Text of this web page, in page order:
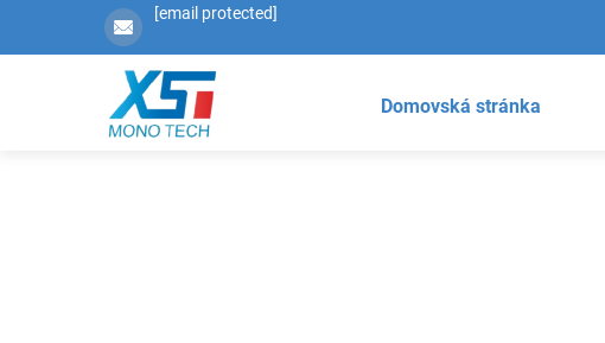
[email protected]
Domovská stránka